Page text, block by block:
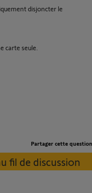
disjoncter le
carte seule.
Partager cette question
fil de discussion